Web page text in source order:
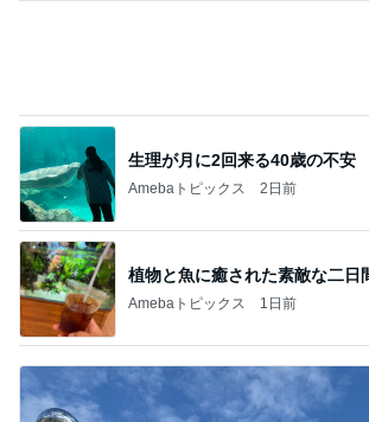
植物と魚に癒された素敵な二日間
Amebaトピックス 1日前